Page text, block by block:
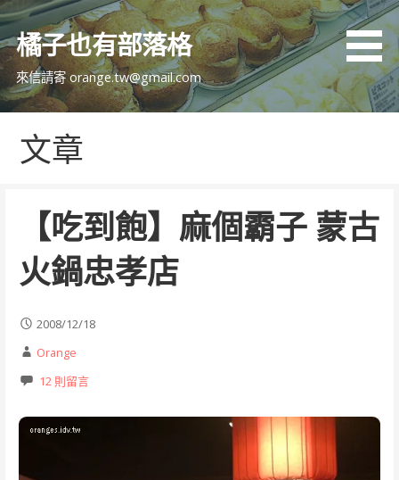
跳
主
內
橘子也有部落格
來信請寄 orange.tw@gmail.com
文章
【吃到飽】麻個霸子 蒙古
火鍋忠孝店
2008/12/18
Orange
12 則留言